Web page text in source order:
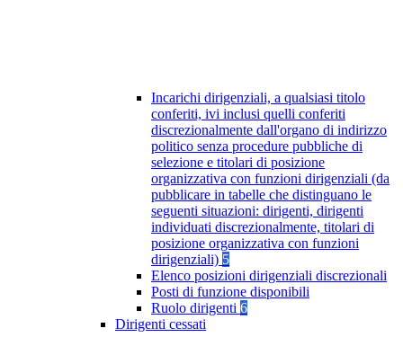
Incarichi dirigenziali, a qualsiasi titolo
conferiti, ivi inclusi quelli conferiti
discrezionalmente dall'organo di indirizzo
politico senza procedure pubbliche di
selezione e titolari di posizione
organizzativa con funzioni dirigenziali (da
pubblicare in tabelle che distinguano le
seguenti situazioni: dirigenti, dirigenti
individuati discrezionalmente, titolari di
posizione organizzativa con funzioni
dirigenziali) 5
Elenco posizioni dirigenziali discrezionali
Posti di funzione disponibili
Ruolo dirigenti 6
Dirigenti cessati